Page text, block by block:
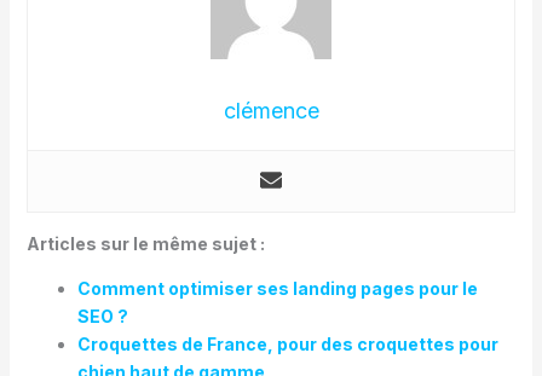
clémence
Articles sur le même sujet :
Comment optimiser ses landing pages pour le
SEO ?
Croquettes de France, pour des croquettes pour